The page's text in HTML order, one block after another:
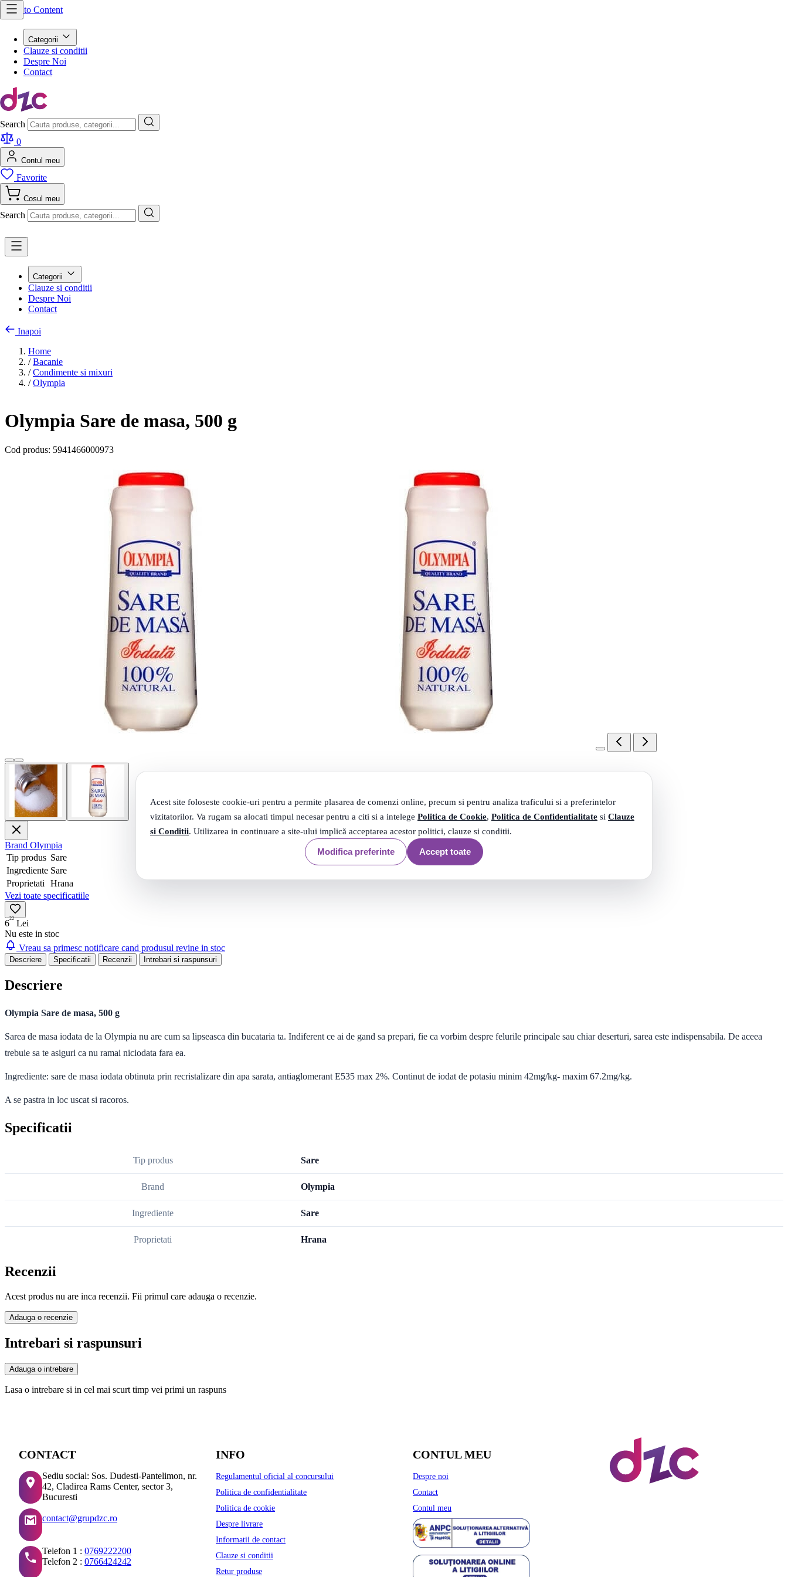
Acest site foloseste cookie-uri pentru a permite plasarea de comenzi online, precum si pentru analiza traficului si a preferintelor
vizitatorilor. Va rugam sa alocati timpul necesar pentru a citi si a intelege Politica de Cookie, Politica de Confidentialitate si Clauze
si Conditii. Utilizarea in continuare a site-ului implică acceptarea acestor politici, clauze si conditii.
Modifica preferinte Accept toate
Skip to Content
Categorii
Clauze si conditii
Despre Noi
Contact
Search
0
Contul meu
Favorite
Cosul meu
Search
Categorii
Clauze si conditii
Despre Noi
Contact
Inapoi
Home
/ Bacanie
/ Condimente si mixuri
/ Olympia
Olympia Sare de masa, 500 g
Cod produs: 5941466000973
Brand Olympia
Tip produs Sare
Ingrediente Sare
Proprietati
Hrana
Vezi toate specificatiile
622 Lei
Nu este in stoc
Vreau sa primesc notificare cand produsul revine in stoc
Descriere Specificatii Recenzii Intrebari si raspunsuri
Descriere
Olympia Sare de masa, 500 g
Sarea de masa iodata de la Olympia nu are cum sa lipseasca din bucataria ta. Indiferent ce ai de gand sa prepari, fie ca vorbim despre felurile principale sau chiar deserturi, sarea este indispensabila. De aceea
trebuie sa te asiguri ca nu ramai niciodata fara ea.
Ingrediente: sare de masa iodata obtinuta prin recristalizare din apa sarata, antiaglomerant E535 max 2%. Continut de iodat de potasiu minim 42mg/kg- maxim 67.2mg/kg.
A se pastra in loc uscat si racoros.
Specificatii
Tip produs Sare
Brand Olympia
Ingrediente Sare
Proprietati Hrana
Recenzii
Acest produs nu are inca recenzii. Fii primul care adauga o recenzie.
Adauga o recenzie
Intrebari si raspunsuri
Adauga o intrebare
Lasa o intrebare si in cel mai scurt timp vei primi un raspuns
CONTACT
Sediu social: Sos. Dudesti-Pantelimon, nr.
42, Cladirea Rams Center, sector 3,
Bucuresti
contact@grupdzc.ro
Telefon 1 : 0769222200
Telefon 2 : 0766424242
INFO
Regulamentul oficial al concursului
Politica de confidentialitate
Politica de cookie
Despre livrare
Informatii de contact
Clauze si conditii
Retur produse
CONTUL MEU
Despre noi
Contact
Contul meu